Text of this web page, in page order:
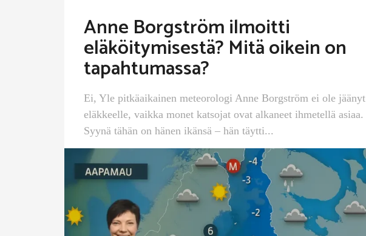
Anne Borgström ilmoitti
eläköitymisestä? Mitä oikein on
tapahtumassa?
Ei, Yle pitkäaikainen meteorologi Anne Borgström ei ole jäänyt
eläkkeelle, vaikka monet katsojat ovat alkaneet ihmetellä asiaa.
Syynä tähän on hänen ikänsä – hän täytti...